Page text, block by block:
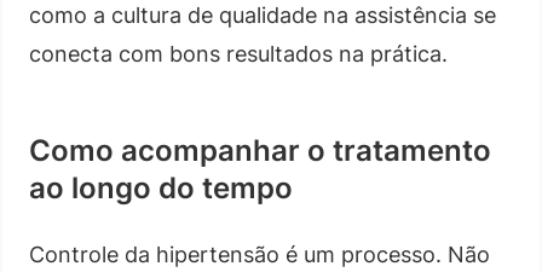
como a cultura de qualidade na assistência se
conecta com bons resultados na prática.
Como acompanhar o tratamento
ao longo do tempo
Controle da hipertensão é um processo. Não